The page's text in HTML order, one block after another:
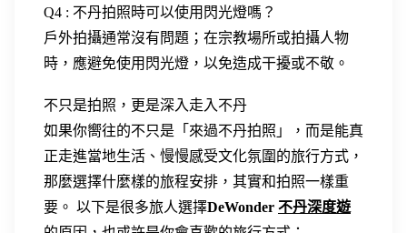
Q4 : 不丹拍照時可以使用閃光燈嗎？
戶外拍攝通常沒有問題；在宗教場所或拍攝人物
時，應避免使用閃光燈，以免造成干擾或不敬。
不只是拍照，更是深入走入不丹
如果你嚮往的不只是「來過不丹拍照」，而是能真
正走進當地生活、慢慢感受文化氛圍的旅行方式，
那麼選擇什麼樣的旅程安排，其實和拍照一樣重
要。 以下是很多旅人選擇DeWonder 不丹深度遊